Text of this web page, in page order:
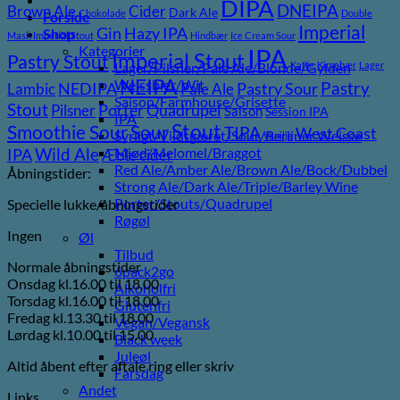
Forside
Shop
Kategorier
Lager/Pilsner/Pale Ale/Blonde/Gylden
Weissbier/Wit
Saison/Farmhouse/Grisette
IPA
Syrligt/Vildtgæret/Sour/Berliner Weisse
Mjød/Melomel/Braggot
Red Ale/Amber Ale/Brown Ale/Bock/Dubbel
Strong Ale/Dark Ale/Triple/Barley Wine
Porter/Stouts/Quadrupel
Røgøl
Øl
Tilbud
6pack2go
Alkoholfri
Glutenfri
Vegan/Vegansk
Black week
Juleøl
Farsdag
Andet
Brown Ale Chokolade Cider Dark Ale DIPA DNEIPA Double
Mash Imperial Stout Gin Hazy IPA Hindbær Ice Cream Sour Imperial
Pastry StoutImperial StoutIPA Kaffe Kirsebær Lager
Lambic NEDIPANEIPAPale Ale Pastry Sour Pastry
Stout Pilsner PorterQuadrupelSaisonSession IPA
Smoothie SourSourStoutTIPA Vanilje West Coast
IPAWild Ale Æble cider
Åbningstider:
Specielle lukke/åbningstider
Ingen
Normale åbningstider
Onsdag kl.16.00 til 18.00
Torsdag kl.16.00 til 18.00
Fredag kl.13.30 til 18.00
Lørdag kl.10.00 til 15.00
Altid åbent efter aftale ring eller skriv